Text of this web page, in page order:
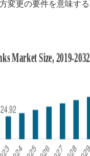
変更の要件を意味す